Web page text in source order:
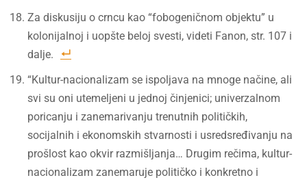
Za diskusiju o crncu kao “fobogeničnom objektu” u
kolonijalnoj i uopšte beloj svesti, videti Fanon, str. 107 i
dalje.
“Kultur-nacionalizam se ispoljava na mnoge načine, ali
svi su oni utemeljeni u jednoj činjenici; univerzalnom
poricanju i zanemarivanju trenutnih političkih,
socijalnih i ekonomskih stvarnosti i usredsređivanju na
prošlost kao okvir razmišljanja… Drugim rečima, kultur-
nacionalizam zanemaruje političko i konkretno i